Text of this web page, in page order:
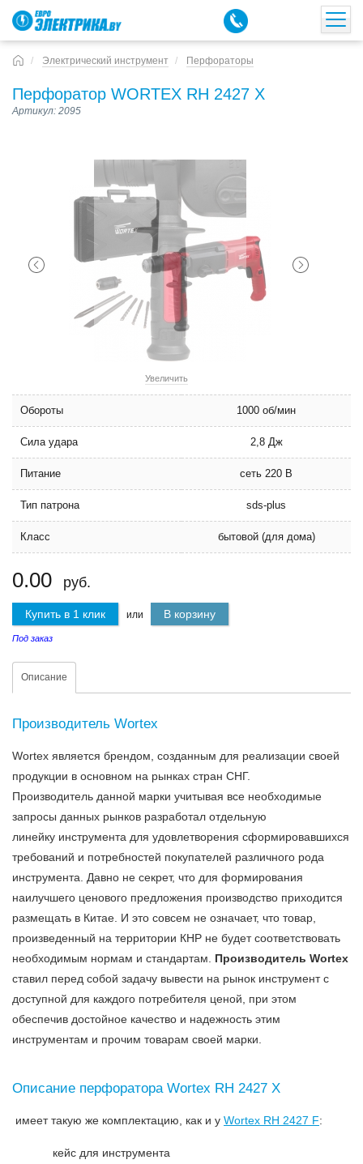
Электрический инструмент Перфораторы
Перфоратор WORTEX RH 2427 X
Артикул: 2095
Увеличить
Обороты 1000 об/мин
Сила удара 2,8 Дж
Питание сеть 220 В
Тип патрона sds-plus
Класс бытовой (для дома)
0.00 руб.
Купить в 1 клик или В корзину
Под заказ
Описание
Производитель Wortex
Wortex является брендом, созданным для реализации своей
продукции в основном на рынках стран СНГ.
Производитель данной марки учитывая все необходимые
запросы данных рынков разработал отдельную
линейку инструмента для удовлетворения сформировавшихся
требований и потребностей покупателей различного рода
инструмента. Давно не секрет, что для формирования
наилучшего ценового предложения производство приходится
размещать в Китае. И это совсем не означает, что товар,
произведенный на территории КНР не будет соответствовать
необходимым нормам и стандартам. Производитель Wortex
ставил перед собой задачу вывести на рынок инструмент с
доступной для каждого потребителя ценой, при этом
обеспечив достойное качество и надежность этим
инструментам и прочим товарам своей марки.
Описание перфоратора Wortex RH 2427 X
имеет такую же комплектацию, как и у Wortex RH 2427 F:
кейс для инструмента